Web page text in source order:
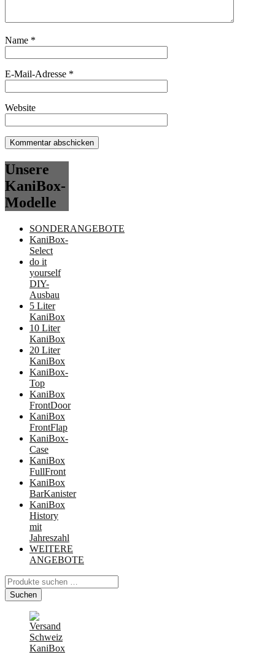
Name *
E-Mail-Adresse *
Website
Unsere
KaniBox-
Modelle
SONDERANGEBOTE
KaniBox-
Select
do it
yourself
DIY-
Ausbau
5 Liter
KaniBox
10 Liter
KaniBox
20 Liter
KaniBox
KaniBox-
Top
KaniBox
FrontDoor
KaniBox
FrontFlap
KaniBox-
Case
KaniBox
FullFront
KaniBox
BarKanister
KaniBox
History
mit
Jahreszahl
WEITERE
ANGEBOTE
Suchen
nach:
Suchen